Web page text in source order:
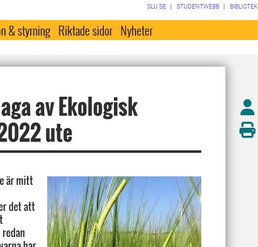
SLU.SE STUDENTWEBB BIBLIOTEK
& styrning Riktade sidor Nyheter
av Ekologisk
ute
är mitt
det att